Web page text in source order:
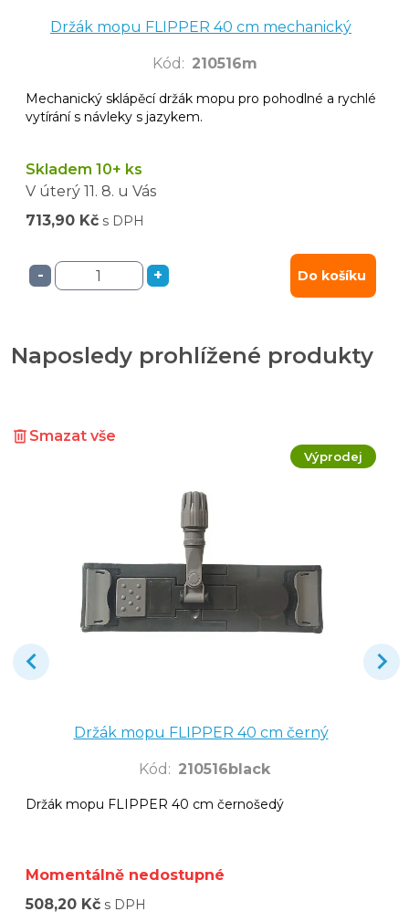
Držák mopu FLIPPER 40 cm mechanický
Kód : 210516m
Mechanický sklápěcí držák mopu pro pohodlné a rychlé
vytírání s návleky s jazykem.
Skladem 10+ ks
V úterý 11. 8. u Vás
713,90 Kč s DPH
- + Do košíku
Naposledy prohlížené produkty
Smazat vše
Výprodej
Držák mopu FLIPPER 40 cm černý
Kód : 210516black
Držák mopu FLIPPER 40 cm černošedý
Momentálně nedostupné
508,20 Kč s DPH